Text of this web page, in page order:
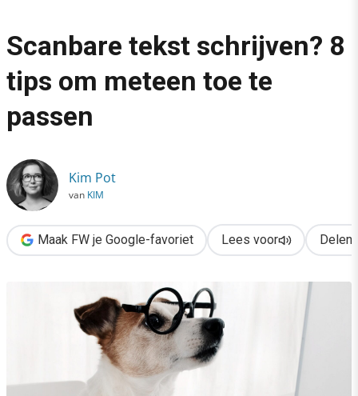
Content & Communicatie
›
Scanbare tekst schrijven? 8 tips om meteen toe te passen
Scanbare tekst schrijven? 8
tips om meteen toe te
passen
Kim Pot
van KIM
Maak FW je Google-favoriet Lees voor Delen